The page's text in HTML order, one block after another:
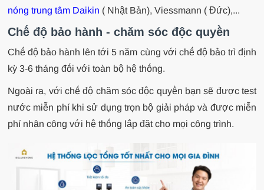
nóng trung tâm Daikin ( Nhật Bản), Viessmann ( Đức),...
Chế độ bảo hành - chăm sóc độc quyền
Chế độ bảo hành lên tới 5 năm cùng với chế độ bảo trì định
kỳ 3-6 tháng đối với toàn bộ hệ thống.
Ngoài ra, với chế độ chăm sóc độc quyền bạn sẽ được test
nước miễn phí khi sử dụng trọn bộ giải pháp và được miễn
phí nhân công với hệ thống lắp đặt cho mọi công trình.